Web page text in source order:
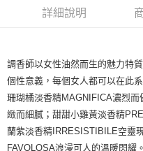
每筆NT$80，滿NT$1,000(含
詳細說明
調香師以女性油然而生的魅力特
個性意義，每個女人都可以在此
珊瑚橘淡香精MAGNIFICA濃烈
緻而細膩；甜甜小雞黃淡香精
蘭紫淡香精IRRESISTIBILE空靈
FAVOLOSA浪漫可人的溫暖閃耀。